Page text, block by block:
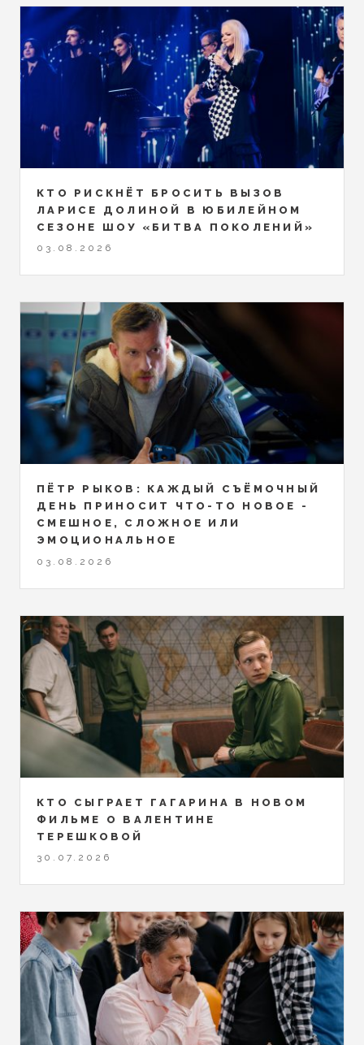
КТО РИСКНЁТ БРОСИТЬ ВЫЗОВ
ЛАРИСЕ ДОЛИНОЙ В ЮБИЛЕЙНОМ
СЕЗОНЕ ШОУ «БИТВА ПОКОЛЕНИЙ»
03.08.2026
ПЁТР РЫКОВ: КАЖДЫЙ СЪЁМОЧНЫЙ
ДЕНЬ ПРИНОСИТ ЧТО-ТО НОВОЕ -
СМЕШНОЕ, СЛОЖНОЕ ИЛИ
ЭМОЦИОНАЛЬНОЕ
03.08.2026
КТО СЫГРАЕТ ГАГАРИНА В НОВОМ
ФИЛЬМЕ О ВАЛЕНТИНЕ
ТЕРЕШКОВОЙ
30.07.2026